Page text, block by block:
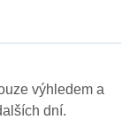
výhledem a
dní.